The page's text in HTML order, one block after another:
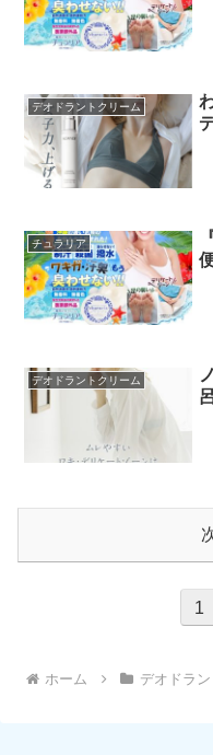
デオドラントクリーム
チュラリア
デオドラントクリーム
1
ホーム デオドラ